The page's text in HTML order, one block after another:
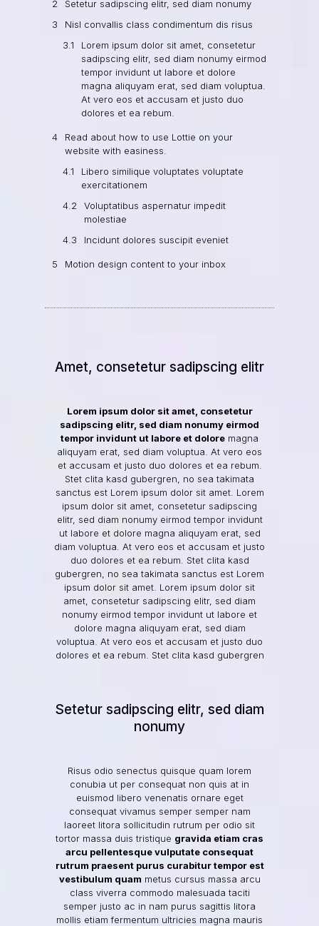
Setetur sadipscing elitr, sed diam nonumy
Nisl convallis class condimentum dis risus
Lorem ipsum dolor sit amet, consetetur
sadipscing elitr, sed diam nonumy eirmod
tempor invidunt ut labore et dolore
magna aliquyam erat, sed diam voluptua.
At vero eos et accusam et justo duo
dolores et ea rebum.
Read about how to use Lottie on your
website with easiness.
Libero similique voluptates voluptate
exercitationem
Voluptatibus aspernatur impedit
molestiae
Incidunt dolores suscipit eveniet
Motion design content to your inbox
Amet, consetetur sadipscing elitr
Lorem ipsum dolor sit amet, consetetur
sadipscing elitr, sed diam nonumy eirmod
tempor invidunt ut labore et dolore magna
aliquyam erat, sed diam voluptua. At vero eos
et accusam et justo duo dolores et ea rebum.
Stet clita kasd gubergren, no sea takimata
sanctus est Lorem ipsum dolor sit amet. Lorem
ipsum dolor sit amet, consetetur sadipscing
elitr, sed diam nonumy eirmod tempor invidunt
ut labore et dolore magna aliquyam erat, sed
diam voluptua. At vero eos et accusam et justo
duo dolores et ea rebum. Stet clita kasd
gubergren, no sea takimata sanctus est Lorem
ipsum dolor sit amet. Lorem ipsum dolor sit
amet, consetetur sadipscing elitr, sed diam
nonumy eirmod tempor invidunt ut labore et
dolore magna aliquyam erat, sed diam
voluptua. At vero eos et accusam et justo duo
dolores et ea rebum. Stet clita kasd gubergren
Setetur sadipscing elitr, sed diam
nonumy
Risus odio senectus quisque quam lorem
conubia ut per consequat non quis at in
euismod libero venenatis ornare eget
consequat vivamus semper semper nam
laoreet litora sollicitudin rutrum per odio sit
tortor massa duis tristique gravida etiam cras
arcu pellentesque vulputate consequat
rutrum praesent purus curabitur tempor est
vestibulum quam metus cursus massa arcu
class viverra commodo malesuada taciti
semper justo ac in nam purus sagittis litora
mollis etiam fermentum ultricies magna mauris